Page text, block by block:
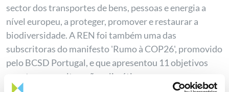
sector dos transportes de bens, pessoas e energia a
nível europeu, a proteger, promover e restaurar a
biodiversidade. A REN foi também uma das
subscritoras do manifesto 'Rumo à COP26', promovido
pelo BCSD Portugal, e que apresentou 11 objetivos
para travar as alterações climáticas.